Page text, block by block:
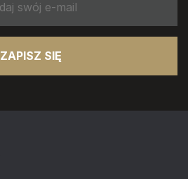
ZAPISZ SIĘ